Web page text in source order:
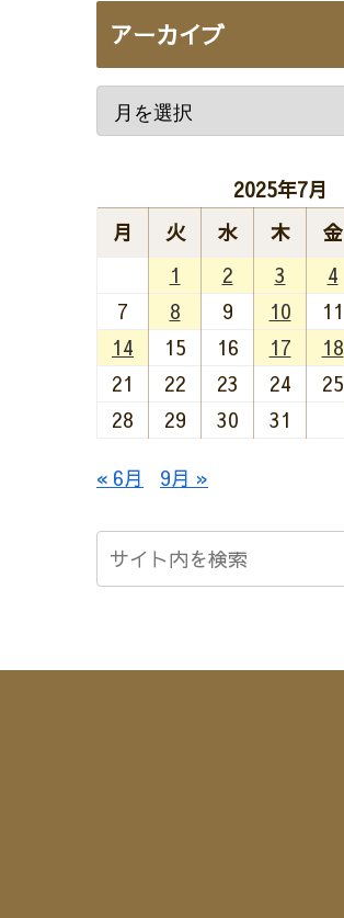
アーカイブ
2025年7月
月
火 水 木 金
1
2 3 4
7
8 9 10 11
14
15 16 17 18
21
22 23 24 25
28
29 30 31
« 6月 9月 »